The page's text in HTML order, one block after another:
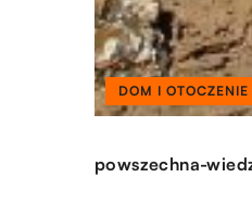
DOM I OTOCZENIE
powszechna-